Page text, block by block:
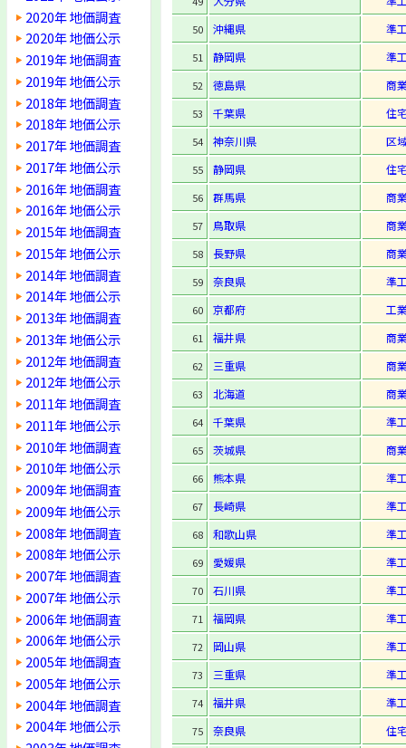
2020年 地価調査
2020年 地価公示
2019年 地価調査
2019年 地価公示
2018年 地価調査
2018年 地価公示
2017年 地価調査
2017年 地価公示
2016年 地価調査
2016年 地価公示
2015年 地価調査
2015年 地価公示
2014年 地価調査
2014年 地価公示
2013年 地価調査
2013年 地価公示
2012年 地価調査
2012年 地価公示
2011年 地価調査
2011年 地価公示
2010年 地価調査
2010年 地価公示
2009年 地価調査
2009年 地価公示
2008年 地価調査
2008年 地価公示
2007年 地価調査
2007年 地価公示
2006年 地価調査
2006年 地価公示
2005年 地価調査
2005年 地価公示
2004年 地価調査
2004年 地価公示
50 沖縄県 準
51 静岡県 準
52 徳島県 商
53 千葉県 住
54 神奈川県 区
55 静岡県 住
56 群馬県 商
57 鳥取県 商
58 長野県 商
59 奈良県 準
60 京都府 工
61 福井県 商
62 三重県 商
63 北海道 商
64 千葉県 準
65 茨城県 商
66 熊本県 準
67 長崎県 準
68 和歌山県 準
69 愛媛県 準
70 石川県 準
71 福岡県 準
72 岡山県 準
73 三重県 準
74 福井県 準
75 奈良県 住